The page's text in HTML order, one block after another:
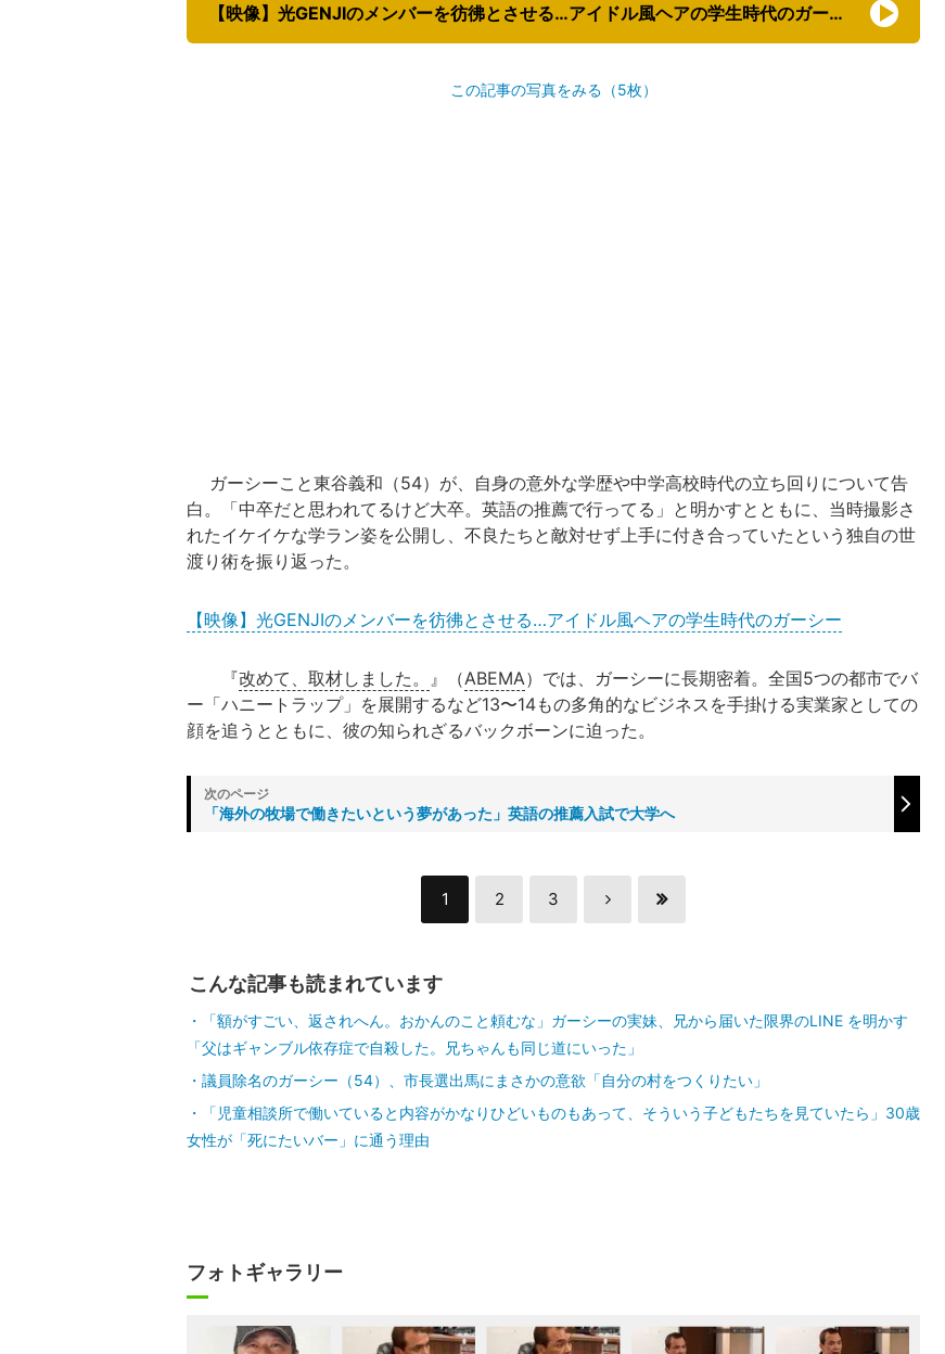
【映像】光GENJIのメンバーを彷彿とさせる…アイドル風ヘアの学生時代のガーシー
この記事の写真をみる（5枚）
ガーシーこと東谷義和（54）が、自身の意外な学歴や中学高校時代の立ち回りについて告
白。「中卒だと思われてるけど大卒。英語の推薦で行ってる」と明かすとともに、当時撮影さ
れたイケイケな学ラン姿を公開し、不良たちと敵対せず上手に付き合っていたという独自の世
渡り術を振り返った。
【映像】光GENJIのメンバーを彷彿とさせる…アイドル風ヘアの学生時代のガーシー
『改めて、取材しました。 』（ABEMA）では、ガーシーに長期密着。全国5つの都市でバ
ー「ハニートラップ」を展開するなど13〜14もの多角的なビジネスを手掛ける実業家としての
顔を追うとともに、彼の知られざるバックボーンに迫った。
「海外の牧場で働きたいという夢があった」英語の推薦入試で大学へ
1 2 3
こんな記事も読まれています
「額がすごい、返されへん。おかんのこと頼むな」ガーシーの実妹、兄から届いた限界のLINE を明かす
「父はギャンブル依存症で自殺した。兄ちゃんも同じ道にいった」
議員除名のガーシー（54）、市長選出馬にまさかの意欲「自分の村をつくりたい」
「児童相談所で働いていると内容がかなりひどいものもあって、そういう子どもたちを見ていたら」30歳
女性が「死にたいバー」に通う理由
フォトギャラリー